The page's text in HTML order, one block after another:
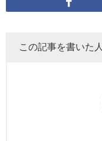
この記事を書いた人